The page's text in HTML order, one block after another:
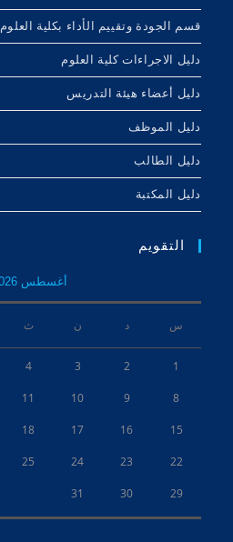
قسم الجودة وتقييم الأداء بكلية العلوم
دليل الاجراءات كلية العلوم
دليل أعضاء هيئة التدريس
دليل الموظف
دليل الطالب
دليل المكتبة
التقويم
أغسطس 2026
س د ن ث
1
2
3
4
8
9
10
11
15
16
17
18
22
23
24
25
29
30
31